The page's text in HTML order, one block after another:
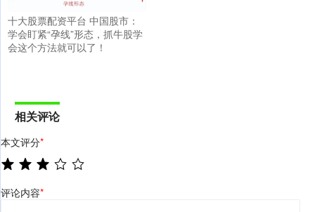
十大股票配资平台 中国股市：
学会盯紧“孕线”形态，抓牛股学
会这个方法就可以了！
相关评论
本文评分*
评论内容*